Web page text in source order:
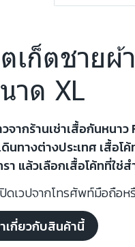
เก็ตชายผ้
าด XL
จากร้านเช่าเสื้อกันหน
นทางต่างประเทศ เสื้อ
า แล้วเลือกเสื้อโค้ทที่ใช่
ดเวปจากโทรศัพท์มือถือห
เกี่ยวกับสินค้านี้